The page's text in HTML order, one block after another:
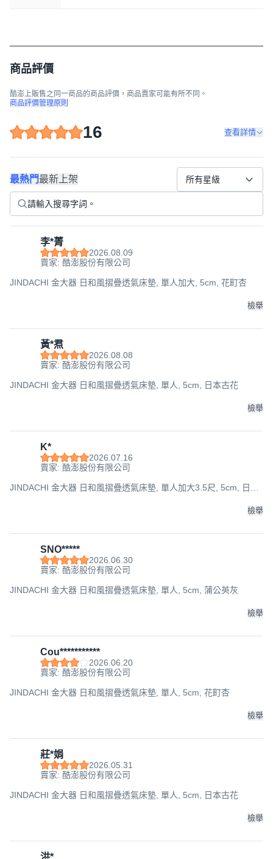
商品評價
酷澎上販售之同一商品的商品評價，商品賣家可能有所不同。
商品評價管理原則
16 查看詳情
最熱門最新上架 所有星級
李*菁
2026.08.09
賣家: 酷澎股份有限公司
JINDACHI 金大器 日和風摺疊透氣床墊, 單人加大, 5cm, 花町杏
檢舉
黃*焄
2026.08.08
賣家: 酷澎股份有限公司
JINDACHI 金大器 日和風摺疊透氣床墊, 單人, 5cm, 日本古花
檢舉
K*
2026.07.16
賣家: 酷澎股份有限公司
JINDACHI 金大器 日和風摺疊透氣床墊, 單人加大3.5尺, 5cm, 日本
檢舉
SNO*****
2026.06.30
賣家: 酷澎股份有限公司
JINDACHI 金大器 日和風摺疊透氣床墊, 單人, 5cm, 蒲公英灰
檢舉
Cou***********
2026.06.20
賣家: 酷澎股份有限公司
JINDACHI 金大器 日和風摺疊透氣床墊, 單人, 5cm, 花町杏
檢舉
莊*娟
2026.05.31
賣家: 酷澎股份有限公司
JINDACHI 金大器 日和風摺疊透氣床墊, 單人, 5cm, 日本古花
檢舉
洪*